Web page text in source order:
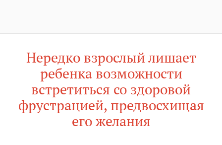
Нередко взрослый лишает
ребенка возможности
встретиться со здоровой
фрустрацией, предвосхищая
его желания